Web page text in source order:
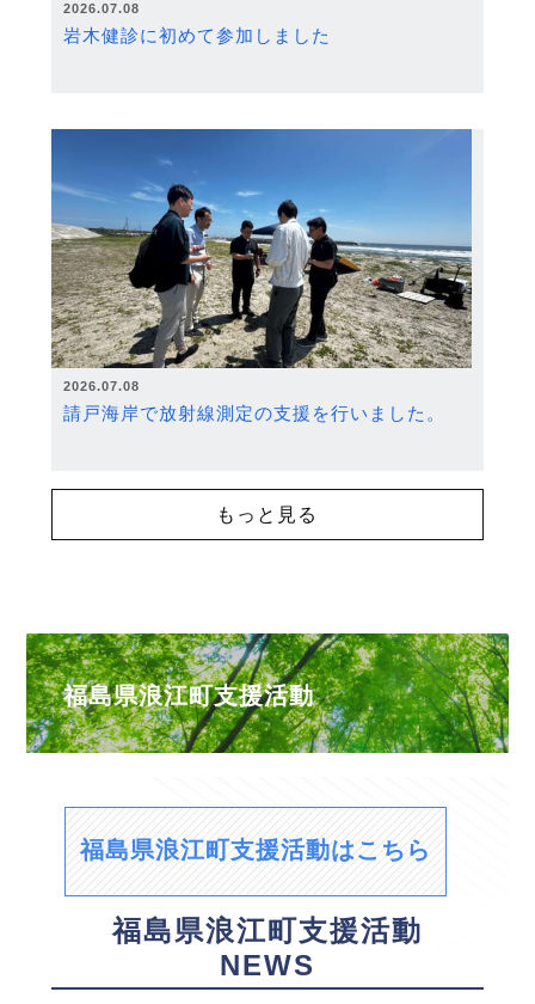
2026.07.08
岩木健診に初めて参加しました
2026.07.08
請戸海岸で放射線測定の支援を行いました。
もっと見る
福島県浪江町支援活動
福島県浪江町支援活動はこちら
福島県浪江町支援活動
NEWS